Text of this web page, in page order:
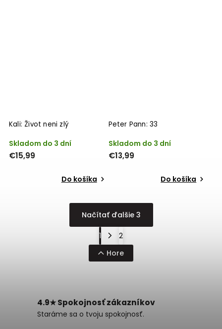
Kali: Život neni zlý
Skladom do 3 dní
€15,99
Do košíka
Peter Pann: 33
Skladom do 3 dní
€13,99
Do košíka
Načítať ďalšie 3
1
2
Hore
4.9★ Spokojnosť zákazníkov
Staráme sa o tvoju spokojnosť.